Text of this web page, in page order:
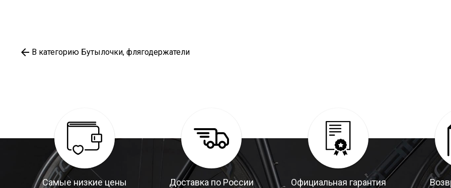
В категорию Бутылочки, флягодержатели
Самые низкие цены Доставка по России
Официальная гарантия